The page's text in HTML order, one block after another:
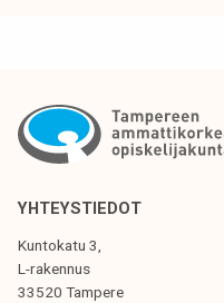
e
&
p
s
k
YHTEYSTIEDOT
Kuntokatu 3,
L-rakennus
33520 Tampere